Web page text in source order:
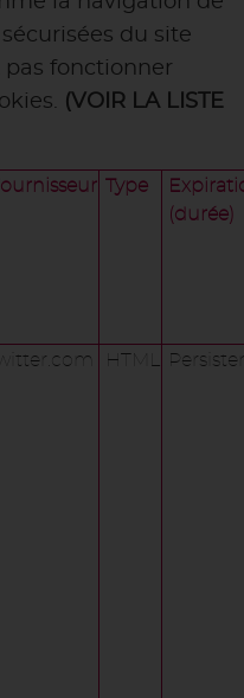
du site
pas fonctionner
(VOIR LA LISTE
Type
(durée)
HTML